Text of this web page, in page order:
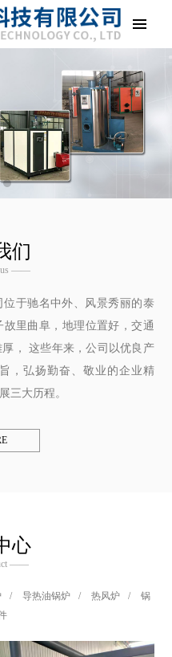
们
us ——
于驰名中外、风景秀丽的泰
里曲阜，地理位置好，交通
， 这些年来，公司以优良产
，弘扬勤奋、敬业的企业精
三大历程。
心
——
/ 导热油锅炉 / 热风炉 /
锅